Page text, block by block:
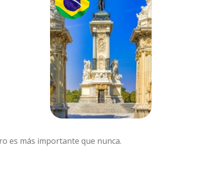
es más importante que nunca.